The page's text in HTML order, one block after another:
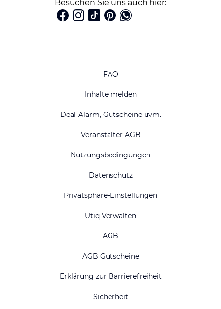
Besuchen Sie uns auch hier:
FAQ
Inhalte melden
Deal-Alarm, Gutscheine uvm.
Veranstalter AGB
Nutzungsbedingungen
Datenschutz
Privatsphäre-Einstellungen
Utiq Verwalten
AGB
AGB Gutscheine
Erklärung zur Barrierefreiheit
Sicherheit